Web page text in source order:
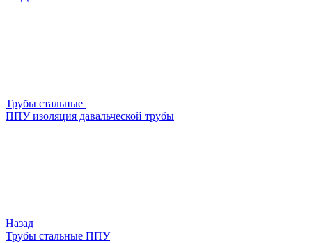
Трубы стальные
ППУ изоляция давальческой трубы
Назад
Трубы стальные ППУ